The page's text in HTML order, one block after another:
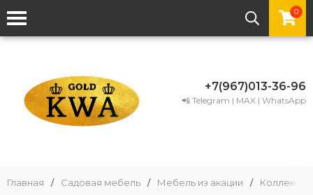
0
+7(967)013-36-96
📲 Telegram | MAX | WhatsApp
Главная / Садовая мебель / Мебель из акации /